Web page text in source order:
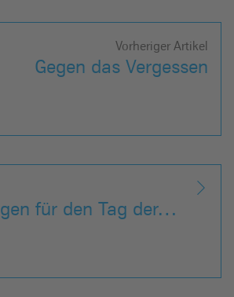
Vorheriger Artikel
Gegen das Vergessen
für den Tag der…